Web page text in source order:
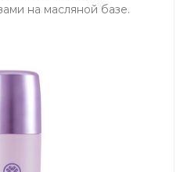
на масляной базе.